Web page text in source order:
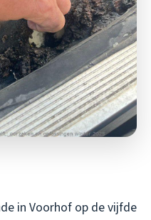
in Voorhof op de vijfde